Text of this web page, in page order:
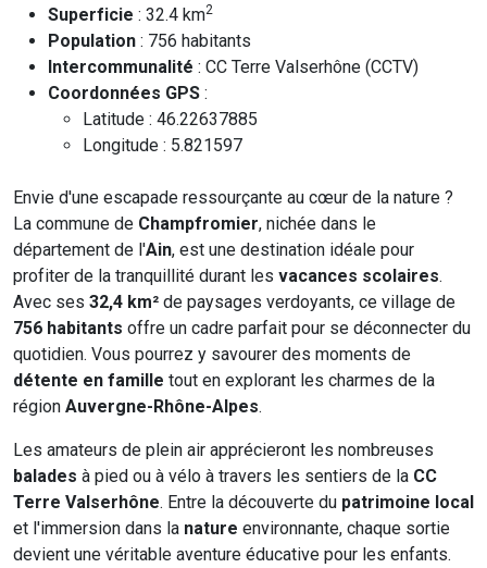
Superficie : 32.4 km2
Population : 756 habitants
Intercommunalité : CC Terre Valserhône (CCTV)
Coordonnées GPS :
Latitude : 46.22637885
Longitude : 5.821597
Envie d'une escapade ressourçante au cœur de la nature ?
La commune de Champfromier, nichée dans le
département de l'Ain, est une destination idéale pour
profiter de la tranquillité durant les vacances scolaires.
Avec ses 32,4 km² de paysages verdoyants, ce village de
756 habitants offre un cadre parfait pour se déconnecter du
quotidien. Vous pourrez y savourer des moments de
détente en famille tout en explorant les charmes de la
région Auvergne-Rhône-Alpes.
Les amateurs de plein air apprécieront les nombreuses
balades à pied ou à vélo à travers les sentiers de la CC
Terre Valserhône. Entre la découverte du patrimoine local
et l'immersion dans la nature environnante, chaque sortie
devient une véritable aventure éducative pour les enfants.